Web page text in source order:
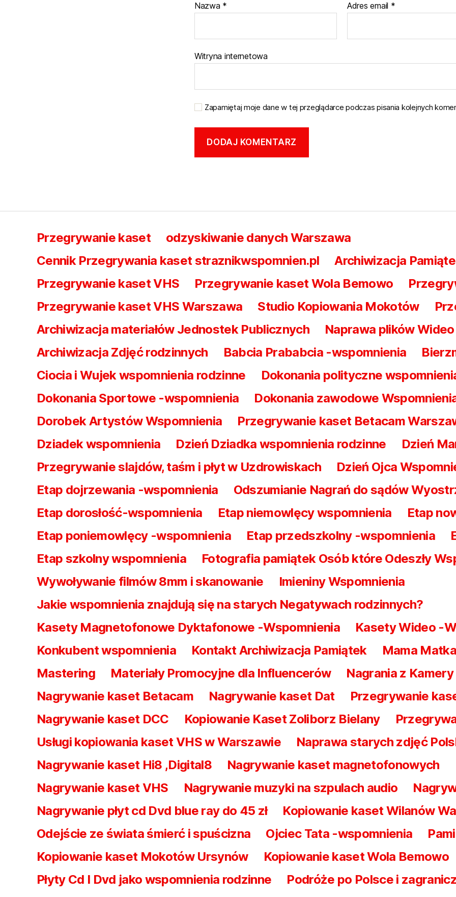
Nazwa * Adres email *
Witryna internetowa
Zapamiętaj moje dane w tej przeglądarce podczas pisania kolejnych
Przegrywanie kaset
odzyskiwanie danych Warszawa
Cennik Przegrywania kaset straznikwspomnien.pl
Archiwizacja
Przegrywanie kaset VHS
Przegrywanie kaset Wola Bemowo
Przegrywanie kaset VHS Warszawa
Studio Kopiowania Mokotów
Archiwizacja materiałów Jednostek Publicznych
Naprawa plików
Archiwizacja Zdjęć rodzinnych
Babcia Prababcia -wspomnienia
Ciocia i Wujek wspomnienia rodzinne
Dokonania polityczne
Dokonania Sportowe -wspomnienia
Dokonania zawodowe
Dorobek Artystów Wspomnienia
Przegrywanie kaset Betacam
Dziadek wspomnienia
Dzień Dziadka wspomnienia rodzinne
Dzień
Przegrywanie slajdów, taśm i płyt w Uzdrowiskach
Dzień Ojca
Etap dojrzewania -wspomnienia
Odszumianie Nagrań do sądów
Etap dorosłość-wspomnienia
Etap niemowlęcy wspomnienia
Etap
Etap poniemowlęcy -wspomnienia
Etap przedszkolny -wspomnienia
Etap szkolny wspomnienia
Fotografia pamiątek Osób które Odeszły
Wywoływanie filmów 8mm i skanowanie
Imieniny Wspomnienia
Jakie wspomnienia znajdują się na starych Negatywach rodzinnych?
Kasety Magnetofonowe Dyktafonowe -Wspomnienia
Kasety Wideo -
Konkubent wspomnienia
Kontakt Archiwizacja Pamiątek
Mama
Mastering
Materiały Promocyjne dla Influencerów
Nagrania z
Nagrywanie kaset Betacam
Nagrywanie kaset Dat
Przegrywanie
Nagrywanie kaset DCC
Kopiowanie Kaset Zoliborz Bielany
Usługi kopiowania kaset VHS w Warszawie
Naprawa starych zdjęć
Nagrywanie kaset Hi8 ,Digital8
Nagrywanie kaset magnetofonowych
Nagrywanie kaset VHS
Nagrywanie muzyki na szpulach audio
Nagrywanie płyt cd Dvd blue ray do 45 zł
Kopiowanie kaset Wilanów
Odejście ze świata śmierć i spuścizna
Ojciec Tata -wspomnienia
Kopiowanie kaset Mokotów Ursynów
Kopiowanie kaset Wola Bemowo
Płyty Cd I Dvd jako wspomnienia rodzinne
Podróże po Polsce i